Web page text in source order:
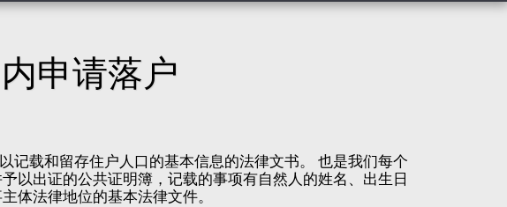
申请落户
记载和留存住户人口的基本信息的法律文书。 也是我们每个
以出证的公共证明簿，记载的事项有自然人的姓名、出生日
体法律地位的基本法律文件。